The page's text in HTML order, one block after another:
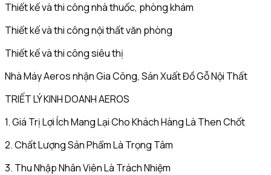
Thiết kế và thi công nhà thuốc, phòng khám
Thiết kế và thi công nội thất văn phòng
Thiết kế và thi công siêu thị
Nhà Máy Aeros nhận Gia Công, Sản Xuất Đồ Gỗ Nội Thất
TRIẾT LÝ KINH DOANH AEROS
1. Giá Trị Lợi Ích Mang Lại Cho Khách Hàng Là Then Chốt
2. Chất Lượng Sản Phẩm Là Trọng Tâm
3. Thu Nhập Nhân Viên Là Trách Nhiệm